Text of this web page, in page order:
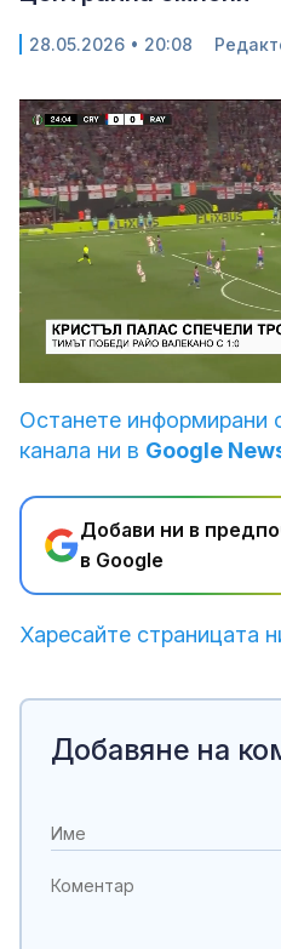
28.05.2026 • 20:08
Останете информирани
канала ни в Google
Добави ни в
в Google
Харесайте страницата
Добавяне на